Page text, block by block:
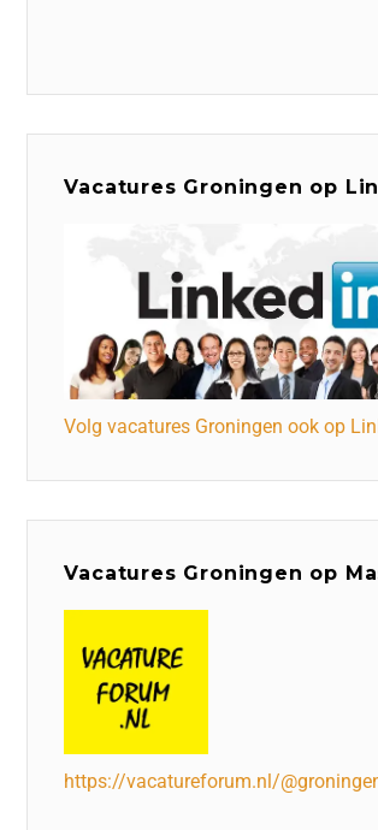
Vacatures Groningen op
Volg vacatures Groningen ook op
Vacatures Groningen op
https://vacatureforum.nl/